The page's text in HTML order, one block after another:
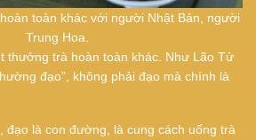
toàn khác với người Nhật Bản, người
Trung Hoa.
thưởng trà hoàn toàn khác. Như Lão Tử
đạo”, không phải đạo mà chính là
đạo là con đường, là cung cách uống trà